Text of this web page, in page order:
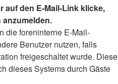
auf den E-Mail-Link klicke,
die foreninterne E-Mail-
Benutzer nutzen, falls
freigeschaltet wurde. Diese
dieses Systems durch Gäste